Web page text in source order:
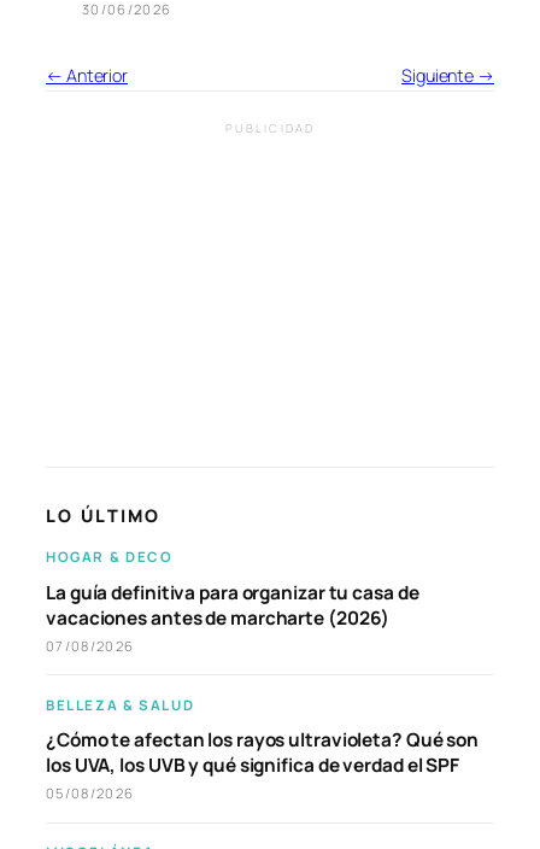
30/06/2026
← Anterior Siguiente →
PUBLICIDAD
LO ÚLTIMO
HOGAR & DECO
La guía definitiva para organizar tu casa de
vacaciones antes de marcharte (2026)
07/08/2026
BELLEZA & SALUD
¿Cómo te afectan los rayos ultravioleta? Qué son
los UVA, los UVB y qué significa de verdad el SPF
05/08/2026